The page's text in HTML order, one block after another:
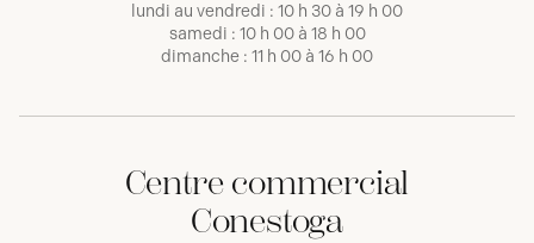
lundi au vendredi : 10 h 30 à 19 h 00
samedi : 10 h 00 à 18 h 00
dimanche : 11 h 00 à 16 h 00
Centre commercial
Conestoga